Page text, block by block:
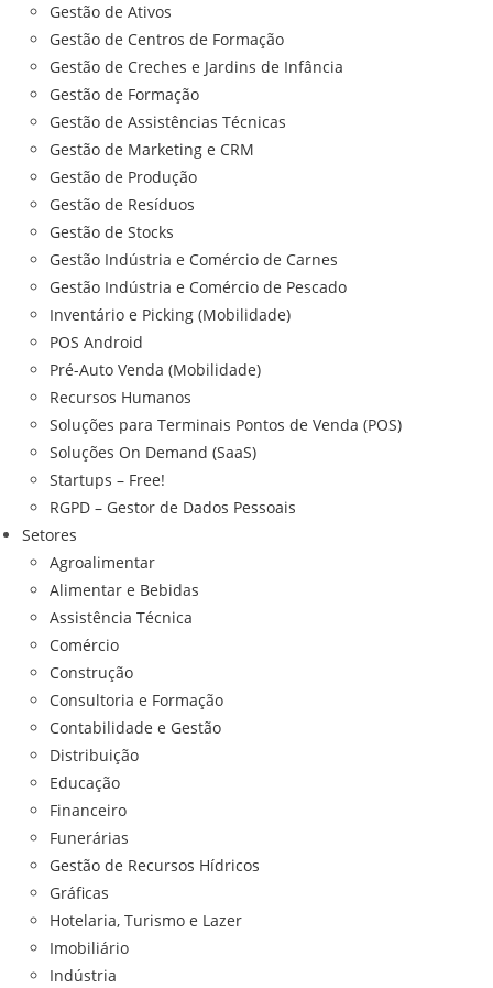
Gestão de Ativos
Gestão de Centros de Formação
Gestão de Creches e Jardins de Infância
Gestão de Formação
Gestão de Assistências Técnicas
Gestão de Marketing e CRM
Gestão de Produção
Gestão de Resíduos
Gestão de Stocks
Gestão Indústria e Comércio de Carnes
Gestão Indústria e Comércio de Pescado
Inventário e Picking (Mobilidade)
POS Android
Pré-Auto Venda (Mobilidade)
Recursos Humanos
Soluções para Terminais Pontos de Venda (POS)
Soluções On Demand (SaaS)
Startups – Free!
RGPD – Gestor de Dados Pessoais
Setores
Agroalimentar
Alimentar e Bebidas
Assistência Técnica
Comércio
Construção
Consultoria e Formação
Contabilidade e Gestão
Distribuição
Educação
Financeiro
Funerárias
Gestão de Recursos Hídricos
Gráficas
Hotelaria, Turismo e Lazer
Imobiliário
Indústria